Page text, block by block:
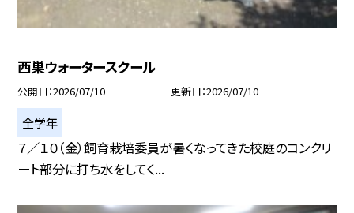
西巣ウォータースクール
公開日 2026/07/10 更新日 2026/07/10
全学年
７／１０（金）飼育栽培委員が暑くなってきた校庭のコンクリ
ート部分に打ち水をしてく...